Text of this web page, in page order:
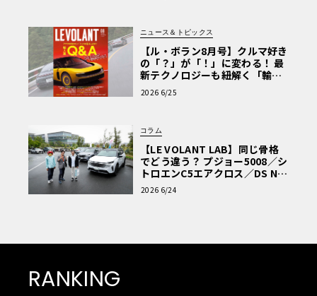
ニュース＆トピックス
【ル・ボラン8月号】クルマ好き
の「？」が「！」に変わる！ 最
新テクノロジーも紐解く「輸入
車Q&A」
2026 6/25
コラム
【LE VOLANT LAB】同じ骨格
でどう違う？ プジョー5008／シ
トロエンC5エアクロス／DS Nº4
読者一気乗りレポート
2026 6/24
RANKING